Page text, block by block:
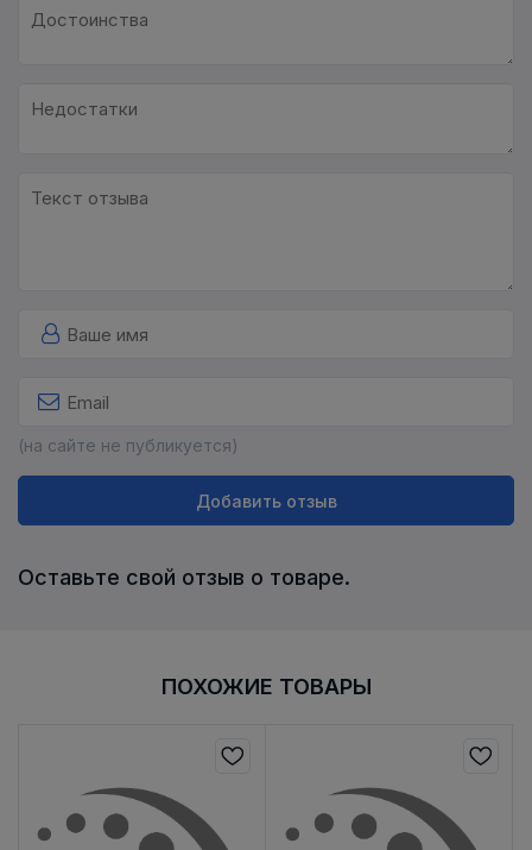
(на сайте не публикуется)
Добавить отзыв
Оставьте свой отзыв о товаре.
ПОХОЖИЕ ТОВАРЫ